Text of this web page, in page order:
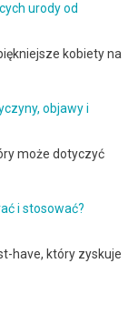
urody od
kobiety na
objawy i
może dotyczyć
i stosować?
have, który zyskuje